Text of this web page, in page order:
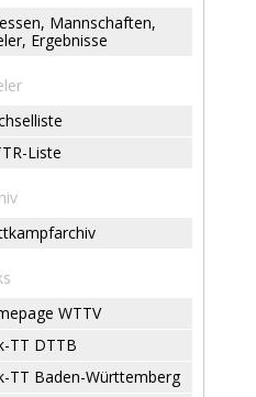
Mannschaften,
Ergebnisse
Liste
WTTV
TT DTTB
TT Baden-Württemberg